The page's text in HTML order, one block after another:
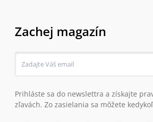
Zachej magazín
Prihláste sa do newslettra a získajte
zľavách. Zo zasielania sa môžete